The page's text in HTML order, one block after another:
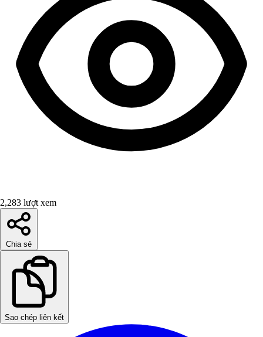
2,283 lượt xem
Chia sẻ
Sao chép liên kết